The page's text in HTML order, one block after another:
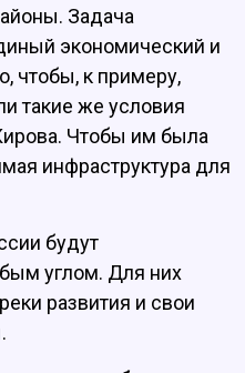
Задача
экономический и
чтобы, к примеру,
такие же условия
Чтобы им была
инфраструктура для
будут
углом. Для них
развития и свои